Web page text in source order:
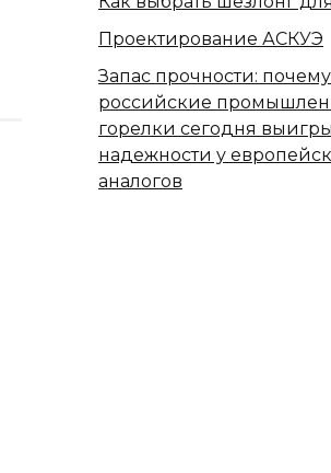
Проектирование АСКУЭ
Запас прочности: почему
российские
горелки сегодня
надежности у
аналогов